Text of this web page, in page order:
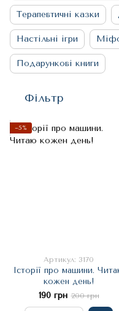
Терапевтичні казки
Настільні ігри
Подарункові книги
Фільтр
−5%
Артикул: 3170
Історії про машини.
кожен день!
190 грн 200 грн